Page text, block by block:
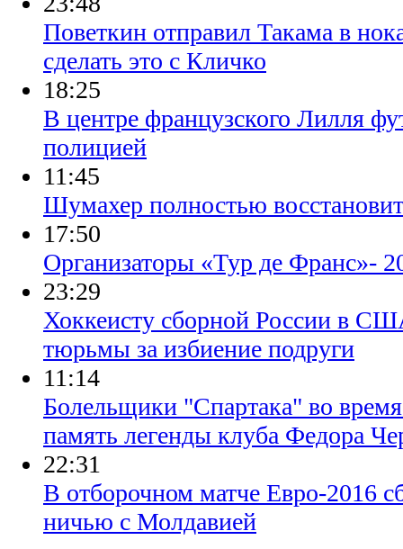
Поветкин отправил Такама в
сделать это с Кличко
18:25
В центре французского Лилля
полицией
11:45
Шумахер полностью
17:50
Организаторы «Тур де Франс»-
23:29
Хоккеисту сборной России в
тюрьмы за избиение подруги
11:14
Болельщики "Спартака" во
память легенды клуба Федора
22:31
В отборочном матче Евро-2016
ничью с Молдавией